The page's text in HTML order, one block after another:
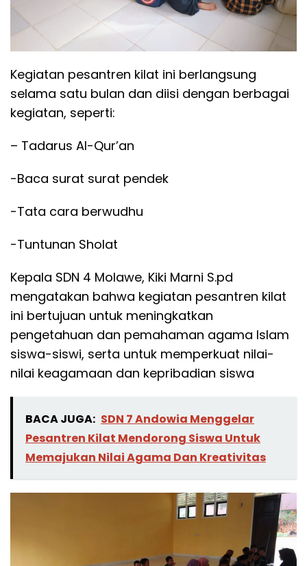
Kegiatan pesantren kilat ini berlangsung
selama satu bulan dan diisi dengan berbagai
kegiatan, seperti:
– Tadarus Al-Qur’an
-Baca surat surat pendek
-Tata cara berwudhu
-Tuntunan Sholat
Kepala SDN 4 Molawe, Kiki Marni S.pd
mengatakan bahwa kegiatan pesantren kilat
ini bertujuan untuk meningkatkan
pengetahuan dan pemahaman agama Islam
siswa-siswi, serta untuk memperkuat nilai-
nilai keagamaan dan kepribadian siswa
BACA JUGA: SDN 7 Andowia Menggelar
Pesantren Kilat Mendorong Siswa Untuk
Memajukan Nilai Agama Dan Kreativitas